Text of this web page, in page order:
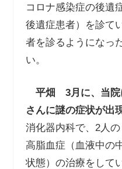
コロナ感染症の後遺
後遺症患者）を診て
者を診るようになっ
い。
平畑 3月に、当
さんに謎の症状が出
消化器内科で、2人
高脂血症（血液中の
状態）の治療をして